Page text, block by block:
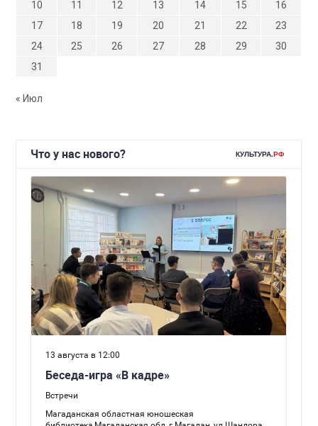
10
11 12 13 14 15
16
17
18 19 20 21 22
23
24
25 26 27 28 29
30
31
« Июл